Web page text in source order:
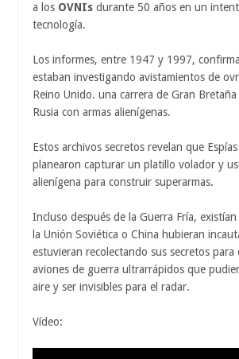
a los OVNIs durante 50 años en un
tecnología.
Los informes, entre 1947 y 1997,
estaban investigando avistamientos de
Reino Unido. una carrera de Gran Bretaña
Rusia con armas alienígenas.
Estos archivos secretos revelan que
planearon capturar un platillo volador y
alienígena para construir superarmas.
Incluso después de la Guerra Fría,
la Unión Soviética o China hubieran
estuvieran recolectando sus secretos para
aviones de guerra ultrarrápidos que
aire y ser invisibles para el radar.
Vídeo: